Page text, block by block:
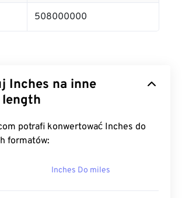
508000000
Inches na inne
potrafi konwertować Inches do
formatów:
Inches Do miles